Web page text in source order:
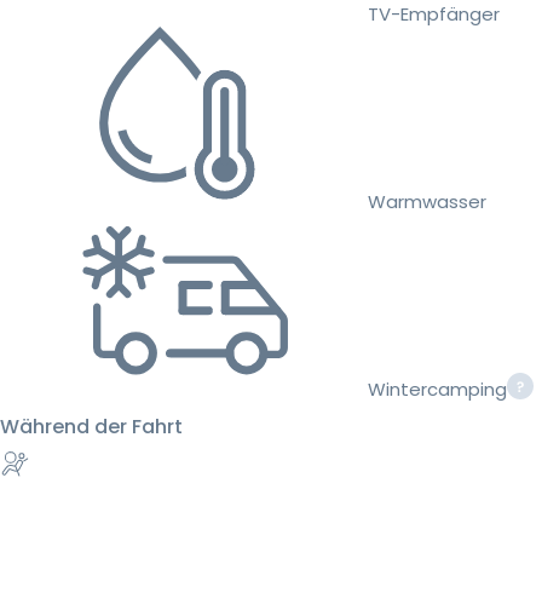
TV-Empfänger
Warmwasser
Wintercamping
Während der Fahrt